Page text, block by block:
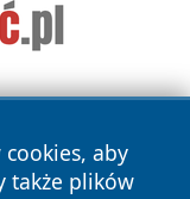
aby
także plików